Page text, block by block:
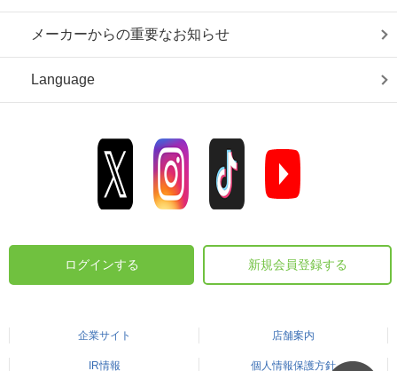
メーカーからの重要なお知らせ
Language
ログインする 新規会員登録する
企業サイト 店舗案内
IR情報 個人情報保護方針